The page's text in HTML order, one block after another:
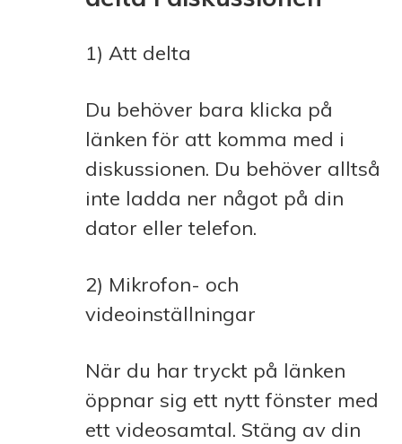
1) Att delta
Du behöver bara klicka på
länken för att komma med i
diskussionen. Du behöver alltså
inte ladda ner något på din
dator eller telefon.
2) Mikrofon- och
videoinställningar
När du har tryckt på länken
öppnar sig ett nytt fönster med
ett videosamtal. Stäng av din